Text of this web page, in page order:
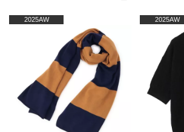
2025AW 2025AW